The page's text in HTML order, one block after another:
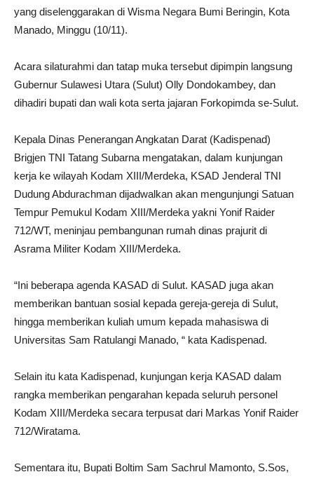
yang diselenggarakan di Wisma Negara Bumi Beringin, Kota
Manado, Minggu (10/11).
Acara silaturahmi dan tatap muka tersebut dipimpin langsung
Gubernur Sulawesi Utara (Sulut) Olly Dondokambey, dan
dihadiri bupati dan wali kota serta jajaran Forkopimda se-Sulut.
Kepala Dinas Penerangan Angkatan Darat (Kadispenad)
Brigjen TNI Tatang Subarna mengatakan, dalam kunjungan
kerja ke wilayah Kodam XIII/Merdeka, KSAD Jenderal TNI
Dudung Abdurachman dijadwalkan akan mengunjungi Satuan
Tempur Pemukul Kodam XIII/Merdeka yakni Yonif Raider
712/WT, meninjau pembangunan rumah dinas prajurit di
Asrama Militer Kodam XIII/Merdeka.
“Ini beberapa agenda KASAD di Sulut. KASAD juga akan
memberikan bantuan sosial kepada gereja-gereja di Sulut,
hingga memberikan kuliah umum kepada mahasiswa di
Universitas Sam Ratulangi Manado, “ kata Kadispenad.
Selain itu kata Kadispenad, kunjungan kerja KASAD dalam
rangka memberikan pengarahan kepada seluruh personel
Kodam XIII/Merdeka secara terpusat dari Markas Yonif Raider
712/Wiratama.
Sementara itu, Bupati Boltim Sam Sachrul Mamonto, S.Sos,